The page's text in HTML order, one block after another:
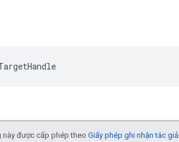
này được cấp phép theo Giấy phép ghi nhận tác